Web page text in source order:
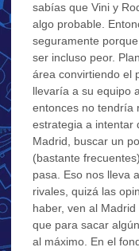
sabías que Vini y
algo probable.
seguramente
ser incluso peor.
área convirtiendo el
llevaría a su equipo
entonces no tendría
estrategia a intentar
Madrid, buscar un
(bastante
pasa. Eso nos lleva
rivales, quizá las
haber, ven al
que para sacar
al máximo. En el